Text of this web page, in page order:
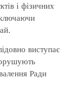
і фізичних
виступає
Ради